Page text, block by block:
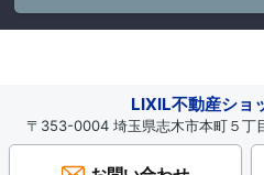
LIXIL不動産ショ
〒353-0004 埼玉県志木市本町５丁